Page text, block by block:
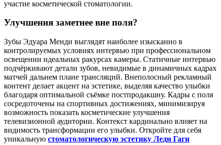
участие косметической стоматологии.
Улучшения заметнее вне поля?
Зубы Эдуара Менди выглядят наиболее изысканно в
контролируемых условиях интервью при профессиональном
освещении идеальных ракурсах камеры. Статичные интервью
подчёркивают детали зубов, невидимые в динамичных кадрах
матчей дальнем плане трансляций. Внеполосный рекламный
контент делает акцент на эстетике, выделяя качество улыбки
благодаря оптимальной съёмке постпродакшну. Кадры с поля
сосредоточены на спортивных достижениях, минимизируя
возможность показать косметические улучшения
телевизионной аудитории. Контекст кардинально влияет на
видимость трансформации его улыбки. Откройте для себя
уникальную стоматологическую эстетику Леди Гаги